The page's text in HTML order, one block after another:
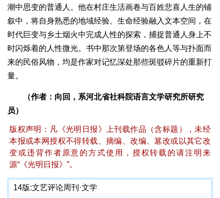
潮中思变的普通人。他在村庄生活画卷与百姓悲喜人生的铺
叙中，将自身熟悉的地域经验、生命经验融入文本空间，在
时代巨变与乡土烟火中完成人性的探索，捕捉普通人身上不
时闪烁着的人性微光。书中那次第登场的各色人等与扑面而
来的民俗风物，均是作家对记忆深处那些斑驳碎片的重新打
量。
（作者：向回，系河北省社科院语言文学研究所研究
员）
版权声明：凡《光明日报》上刊载作品（含标题），未经
本报或本网授权不得转载、摘编、改编、篡改或以其它改
变或违背作者原意的方式使用，授权转载的请注明来
源“《光明日报》”。
14版:文艺评论周刊·文学